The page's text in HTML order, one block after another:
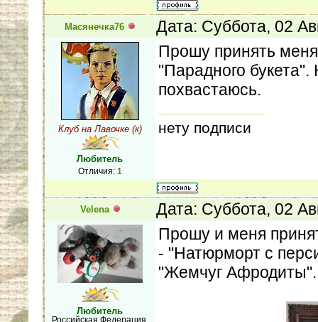
Масянечка76 Дата: Суббота, 02
Клуб на Лавочке (к)
Любитель
Отличия: 1
Прошу принять
"Парадного букета".
похвастаюсь.
нету подписи
Velena Дата: Суббота, 02
Любитель
Российская Федерация,
Прошу и меня
- "Натюрморт с
"Жемчуг